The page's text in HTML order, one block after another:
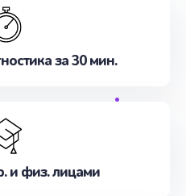
за 30 мин.
и физ. лицами